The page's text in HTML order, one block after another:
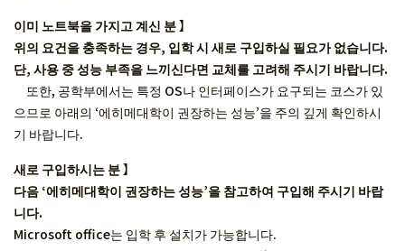
이미 노트북을 가지고 계신 분】
위의 요건을 충족하는 경우, 입학 시 새로 구입하실 필요가 없습니다.
단, 사용 중 성능 부족을 느끼신다면 교체를 고려해 주시기 바랍니다.
또한, 공학부에서는 특정 OS나 인터페이스가 요구되는 코스가 있
으므로 아래의 ‘에히메대학이 권장하는 성능’을 주의 깊게 확인하시
기 바랍니다.
새로 구입하시는 분】
다음 ‘에히메대학이 권장하는 성능’을 참고하여 구입해 주시기 바랍
니다.
Microsoft office는 입학 후 설치가 가능합니다.